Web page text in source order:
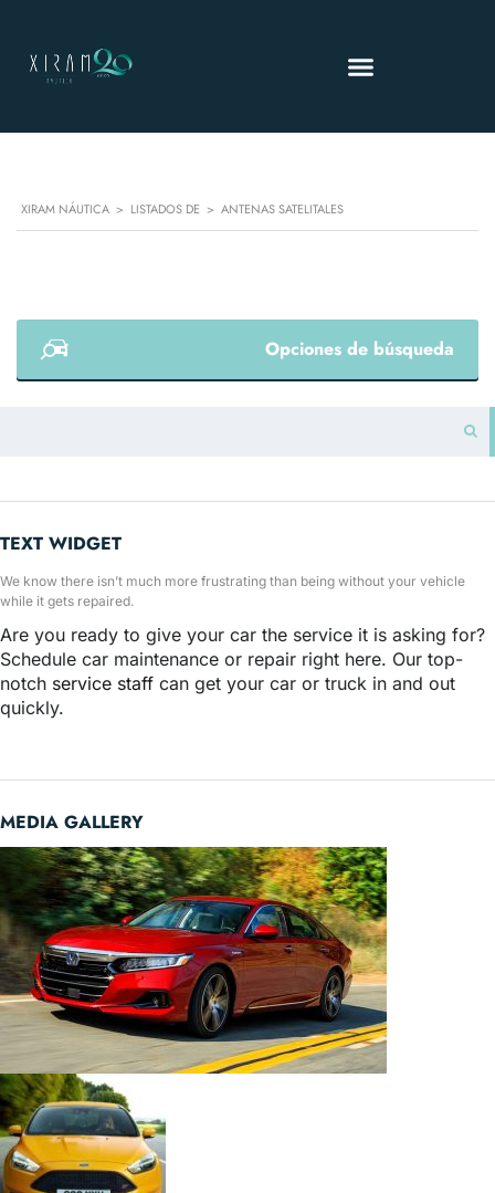
XIRAM NÁUTICA > LISTADOS DE > ANTENAS SATELITALES
Opciones de búsqueda
TEXT WIDGET
We know there isn’t much more frustrating than being without your vehicle
while it gets repaired.
Are you ready to give your car the service it is asking for?
Schedule car maintenance or repair right here. Our top-
notch service staff can get your car or truck in and out
quickly.
MEDIA GALLERY